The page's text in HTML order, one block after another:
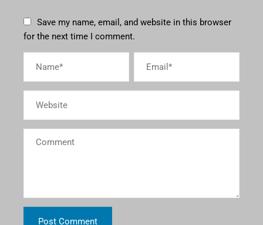
Save my name, email, and website in this browser
for the next time I comment.